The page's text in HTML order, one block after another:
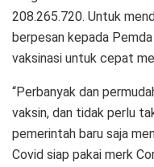
208.265.720. Untuk
berpesan kepada
vaksinasi untuk cepat
“Perbanyak dan
vaksin, dan tidak perlu
pemerintah baru saja
Covid siap pakai merk